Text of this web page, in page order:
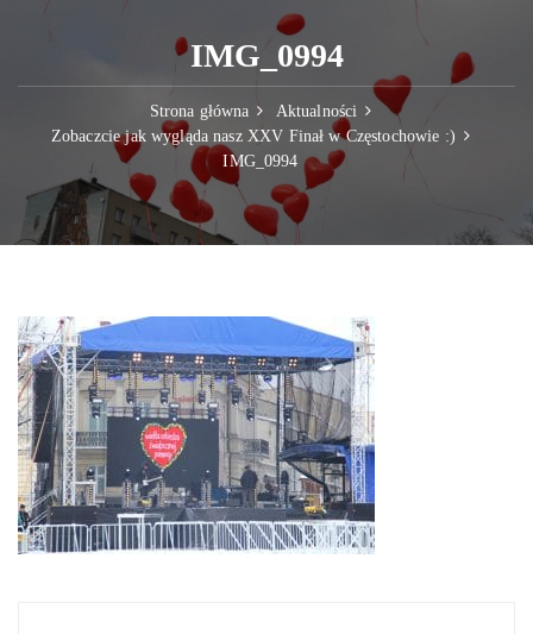
IMG_0994
Strona główna
Aktualności
Zobaczcie jak wygląda nasz XXV Finał w Częstochowie :)
IMG_0994